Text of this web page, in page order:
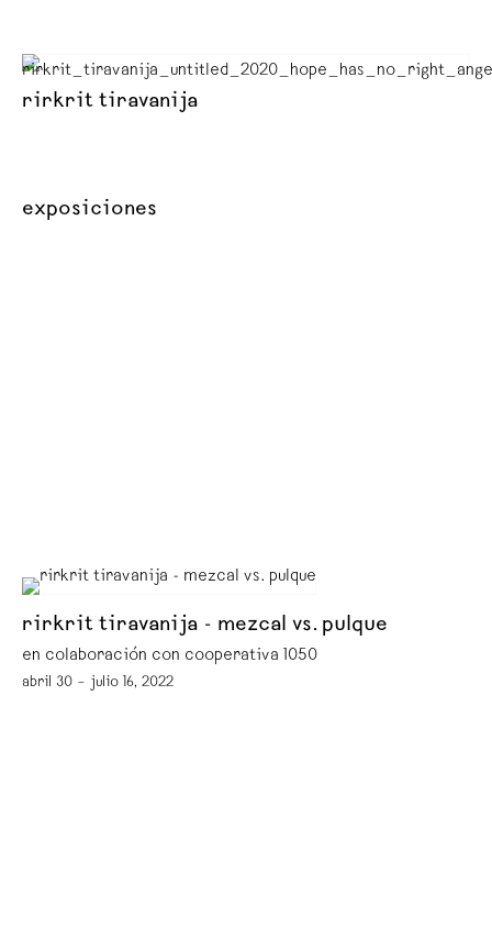
rirkrit tiravanija
exposiciones
rirkrit tiravanija - mezcal vs. pulque
en colaboración con cooperativa 1050º
abril 30 – julio 16, 2022